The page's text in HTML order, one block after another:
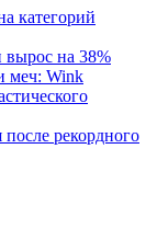
категорий
на 38%
меч: Wink
рекордного